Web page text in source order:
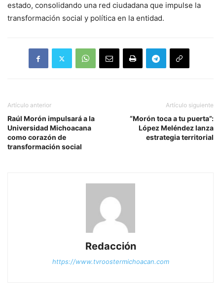
estado, consolidando una red ciudadana que impulse la
transformación social y política en la entidad.
Artículo anterior
Raúl Morón impulsará a la
Universidad Michoacana
como corazón de
transformación social
Artículo siguiente
“Morón toca a tu puerta”:
López Meléndez lanza
estrategia territorial
Redacción
https://www.tvroostermichoacan.com